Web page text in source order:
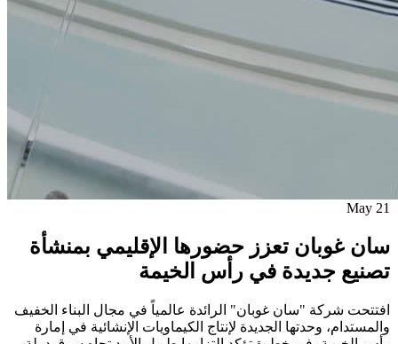
21
May
سان غوبان تعزز حضورها الإقليمي بمنشأة
تصنيع جديدة في رأس الخيمة
افتتحت شركة "سان غوبان" الرائدة عالمياً في مجال البناء الخفيف
والمستدام، وحدتها الجديدة لإنتاج الكيماويات الإنشائية في إمارة